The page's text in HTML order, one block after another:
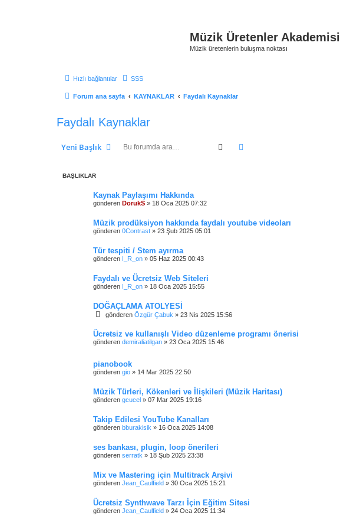
Müzik Üretenler Akademisi
Müzik üretenlerin buluşma noktası
Hızlı bağlantılar SSS
Forum ana sayfa KAYNAKLAR Faydalı Kaynaklar
Faydalı Kaynaklar
Yeni Başlık
BAŞLIKLAR
Kaynak Paylaşımı Hakkında
gönderen DorukS » 18 Oca 2025 07:32
Müzik prodüksiyon hakkında faydalı youtube videoları
gönderen 0Contrast » 23 Şub 2025 05:01
Tür tespiti / Stem ayırma
gönderen I_R_on » 05 Haz 2025 00:43
Faydalı ve Ücretsiz Web Siteleri
gönderen I_R_on » 18 Oca 2025 15:55
DOĞAÇLAMA ATOLYESİ
gönderen Özgür Çabuk » 23 Nis 2025 15:56
Ücretsiz ve kullanışlı Video düzenleme programı önerisi
gönderen demiraliatilgan » 23 Oca 2025 15:46
pianobook
gönderen gio » 14 Mar 2025 22:50
Müzik Türleri, Kökenleri ve İlişkileri (Müzik Haritası)
gönderen gcucel » 07 Mar 2025 19:16
Takip Edilesi YouTube Kanalları
gönderen bburakisik » 16 Oca 2025 14:08
ses bankası, plugin, loop önerileri
gönderen serratk » 18 Şub 2025 23:38
Mix ve Mastering için Multitrack Arşivi
gönderen Jean_Caulfield » 30 Oca 2025 15:21
Ücretsiz Synthwave Tarzı İçin Eğitim Sitesi
gönderen Jean_Caulfield » 24 Oca 2025 11:34